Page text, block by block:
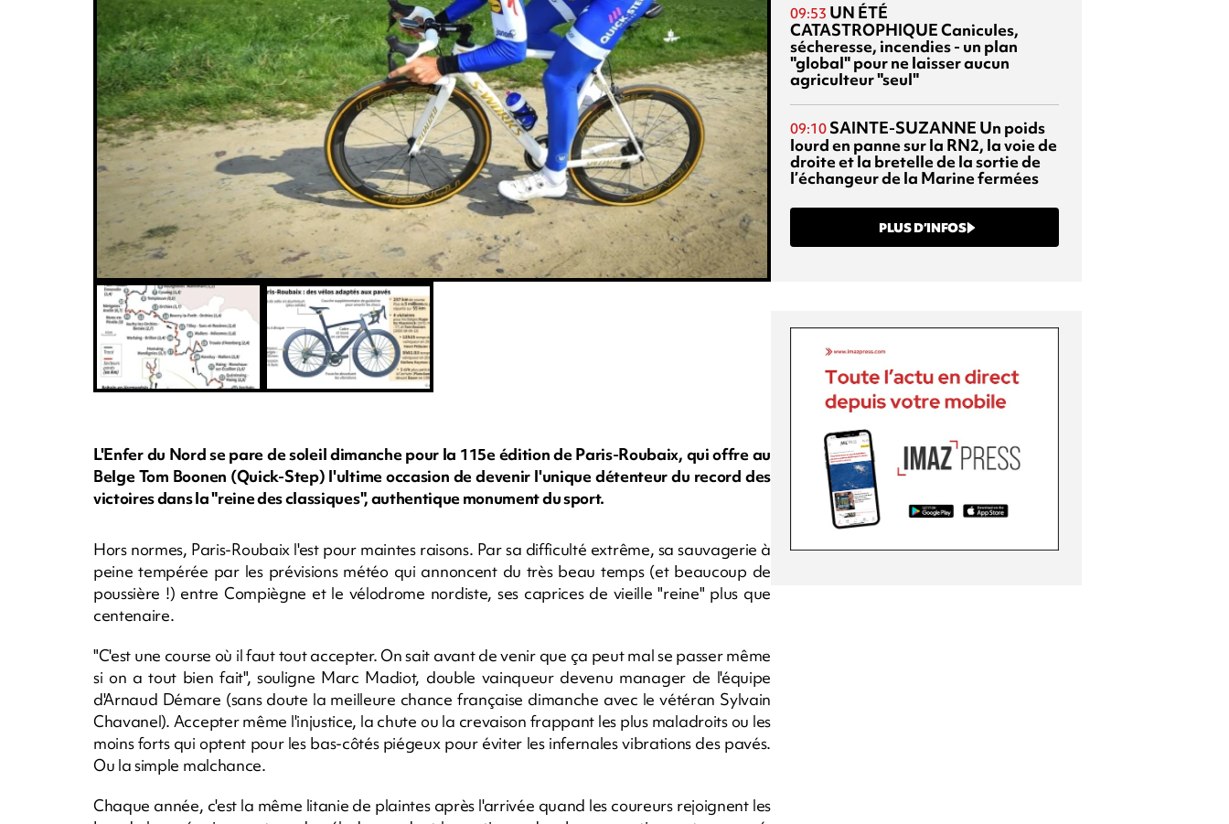
L'Enfer du Nord se pare de soleil dimanche pour la 115e édition de Paris-Roubaix, qui offre au
Belge Tom Boonen (Quick-Step) l'ultime occasion de devenir l'unique détenteur du record des
victoires dans la "reine des classiques", authentique monument du sport.
Hors normes, Paris-Roubaix l'est pour maintes raisons. Par sa difficulté extrême, sa sauvagerie à
peine tempérée par les prévisions météo qui annoncent du très beau temps (et beaucoup de
poussière !) entre Compiègne et le vélodrome nordiste, ses caprices de vieille "reine" plus que
centenaire.
"C'est une course où il faut tout accepter. On sait avant de venir que ça peut mal se passer même
si on a tout bien fait", souligne Marc Madiot, double vainqueur devenu manager de l'équipe
d'Arnaud Démare (sans doute la meilleure chance française dimanche avec le vétéran Sylvain
Chavanel). Accepter même l'injustice, la chute ou la crevaison frappant les plus maladroits ou les
moins forts qui optent pour les bas-côtés piégeux pour éviter les infernales vibrations des pavés.
Ou la simple malchance.
Chaque année, c'est la même litanie de plaintes après l'arrivée quand les coureurs rejoignent les
09:53 UN ÉTÉ
CATASTROPHIQUECanicules,
sécheresse, incendies - un plan
"global" pour ne laisser aucun
agriculteur "seul"
09:10 SAINTE-SUZANNE Un poids
lourd en panne sur la RN2, la voie de
droite et la bretelle de la sortie de
l’échangeur de la Marine fermées
PLUS D’INFOS